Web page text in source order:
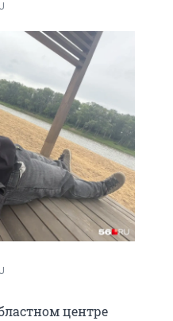
центре